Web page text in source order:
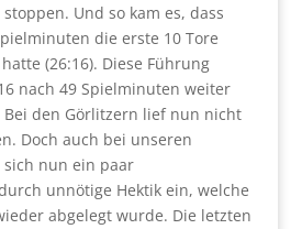
Und so kam es, dass
die erste 10 Tore
(26:16). Diese Führung
nach 49 Spielminuten weiter
den Görlitzern lief nun nicht
Doch auch bei unseren
nun ein paar
unnötige Hektik ein, welche
abgelegt wurde. Die letzten